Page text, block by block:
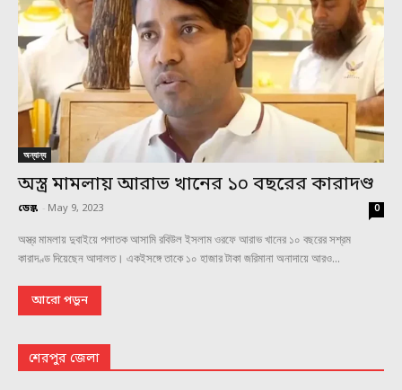
অন্যান্য
অস্ত্র মামলায় আরাভ খানের ১০ বছরের কারাদণ্ড
ডেস্ক - May 9, 2023 0
অস্ত্র মামলায় দুবাইয়ে পলাতক আসামি রবিউল ইসলাম ওরফে আরাভ খানের ১০ বছরের সশ্রম
কারাদণ্ড দিয়েছেন আদালত। একইসঙ্গে তাকে ১০ হাজার টাকা জরিমানা অনাদায়ে আরও...
আরো পড়ুন
শেরপুর জেলা